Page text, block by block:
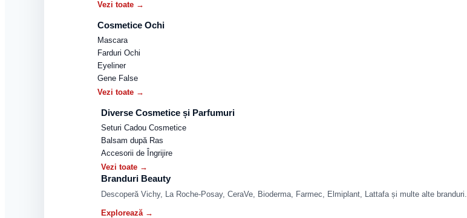
Vezi toate →
Cosmetice Ochi
Mascara
Farduri Ochi
Eyeliner
Gene False
Vezi toate →
Diverse Cosmetice și Parfumuri
Seturi Cadou Cosmetice
Balsam după Ras
Accesorii de Îngrijire
Vezi toate →
Branduri Beauty
Descoperă Vichy, La Roche-Posay, CeraVe, Bioderma, Farmec, Elmiplant, Lattafa și multe alte branduri.
Explorează →